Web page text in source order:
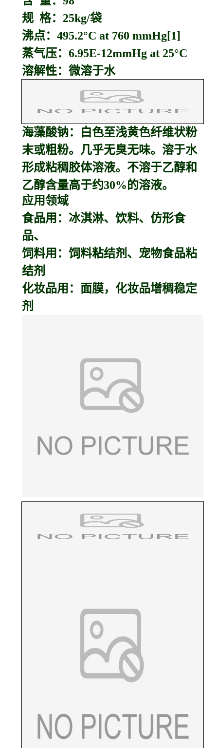
规 格：25kg/袋
沸点：495.2°C at 760 mmHg[1]
蒸气压：6.95E-12mmHg at 25°C
溶解性：微溶于水
海藻酸钠：
白色至浅黄色纤维状粉
末或粗粉。几乎无臭无味。溶于水
形成粘稠胶体溶液。不溶于乙醇和
乙醇含量高于约30%的溶液。
应用领域
食品用：冰淇淋、饮料、仿形食
品、
饲料用：饲料粘结剂、宠物食品粘
结剂
化妆品用：面膜，化妆品增稠稳定
剂